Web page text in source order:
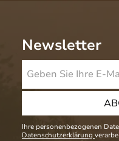
Newsletter
Ihre personenbezogenen
Datenschutzerklärung